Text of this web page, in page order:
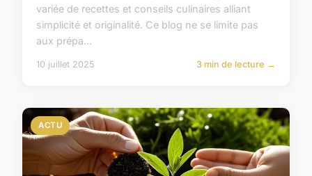
variée de recettes et conseils culinaires alliant
simplicité et originalité. Ce blog ne se limite pas
aux prépa...
10 juillet 2025 3 min de lecture →
ACTU